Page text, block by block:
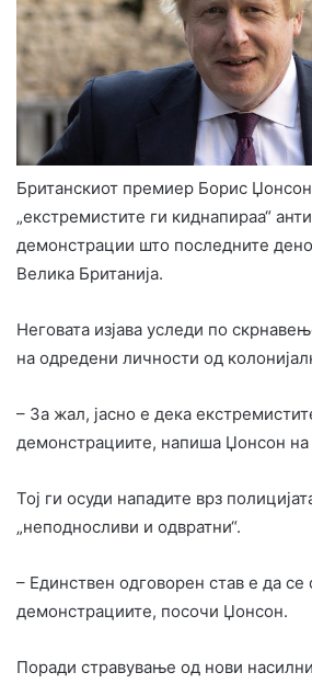
Британскиот премиер Борис Џонсон
„екстремистите ги киднапираа“
демонстрации што последните
Велика Британија.
Неговата изјава уследи по
на одредени личности од
– За жал, јасно е дека
демонстрациите, напиша Џонсон на
Тој ги осуди нападите врз
„неподносливи и одвратни“.
– Единствен одговорен став е да се
демонстрациите, посочи Џонсон.
Поради стравување од нови